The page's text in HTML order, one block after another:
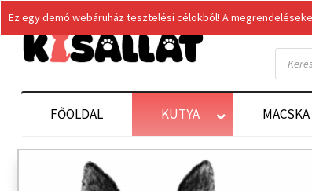
search
FŐOLDAL KUTYA MACSKA
Ez egy demó webáruház tesztelési célokból! A